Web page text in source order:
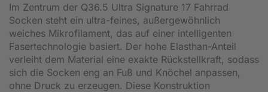
Im Zentrum der Q36.5 Ultra Signature 17 Fahrrad
Socken steht ein ultra-feines, außergewöhnlich
weiches Mikrofilament, das auf einer intelligenten
Fasertechnologie basiert. Der hohe Elasthan-Anteil
verleiht dem Material eine exakte Rückstellkraft, sodass
sich die Socken eng an Fuß und Knöchel anpassen,
ohne Druck zu erzeugen. Diese Konstruktion